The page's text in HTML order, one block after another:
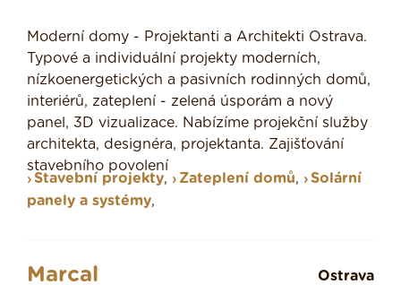
Moderní domy - Projektanti a Architekti Ostrava.
Typové a individuální projekty moderních,
nízkoenergetických a pasivních rodinných domů,
interiérů, zateplení - zelená úsporám a nový
panel, 3D vizualizace. Nabízíme projekční služby
architekta, designéra, projektanta. Zajišťování
stavebního povolení
Stavební projekty, Zateplení domů,
Solární
panely a systémy,
Marcal Ostrava